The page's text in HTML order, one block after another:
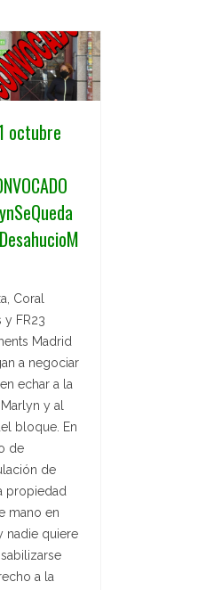
octubre
Coral
y FR23
Madrid
a negociar
echar a la
y al
bloque. En
de
de
propiedad
mano en
nadie quiere
a la